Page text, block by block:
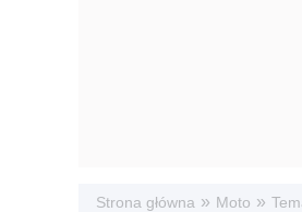
Strona główna » Moto »